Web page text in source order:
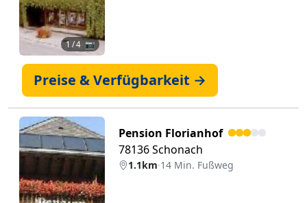
1 / 4 📷
Preise & Verfügbarkeit →
Pension Florianhof
78136 Schonach
1.1km·14 Min. Fußweg